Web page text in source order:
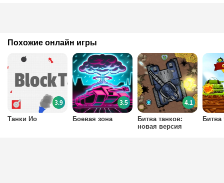
Похожие онлайн игры
Танки Ио
3.9
Боевая зона
3.5
Битва танков:
новая версия
4.1
Битва